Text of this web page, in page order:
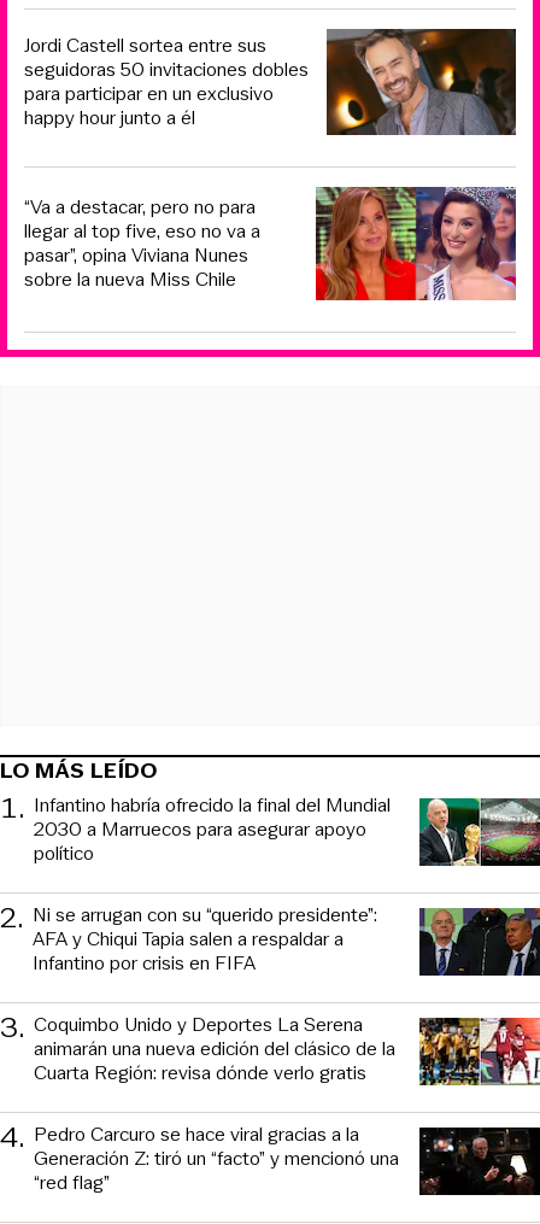
Jordi Castell sortea entre sus
seguidoras 50 invitaciones dobles
para participar en un exclusivo
happy hour junto a él
“Va a destacar, pero no para
llegar al top five, eso no va a
pasar”, opina Viviana Nunes
sobre la nueva Miss Chile
LO MÁS LEÍDO
1. Infantino habría ofrecido la final del Mundial
2030 a Marruecos para asegurar apoyo
político
2. Ni se arrugan con su “querido presidente”:
AFA y Chiqui Tapia salen a respaldar a
Infantino por crisis en FIFA
3. Coquimbo Unido y Deportes La Serena
animarán una nueva edición del clásico de la
Cuarta Región: revisa dónde verlo gratis
4. Pedro Carcuro se hace viral gracias a la
Generación Z: tiró un “facto” y mencionó una
“red flag”